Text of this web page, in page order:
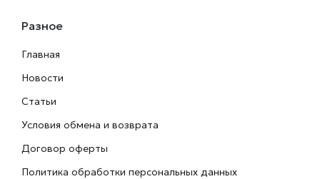
Разное
Главная
Новости
Статьи
Условия обмена и возврата
Договор оферты
Политика обработки персональных данных